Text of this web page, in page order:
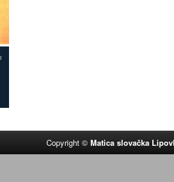
Copyright ©Matica slovačka